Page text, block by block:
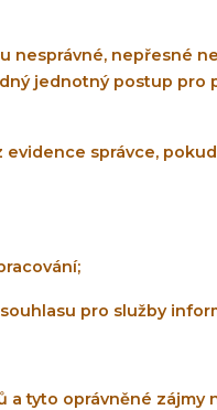
nesprávné, nepřesné
jednotný postup pro
správce,
pro služby
tyto oprávněné zájmy